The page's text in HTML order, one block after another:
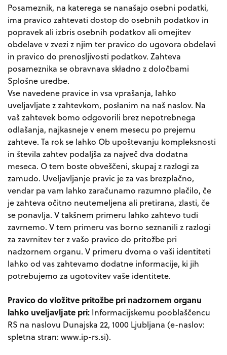
Posameznik, na katerega se nanašajo osebni podatki,
ima pravico zahtevati dostop do osebnih podatkov in
popravek ali izbris osebnih podatkov ali omejitev
obdelave v zvezi z njim ter pravico do ugovora obdelavi
in pravico do prenosljivosti podatkov. Zahteva
posameznika se obravnava składno z določbami
Splošne uredbe.
Vse navedene pravice in vsa vprašanja, Iahko
uveljavljate z zahtevkom, posłanim na naš naslov. Na
vaš zahtevek bomo odgovorili brez nepotrebnega
odlašanja, najkasneje v enem mesecu po prejemu
zahteve. Ta rok se lahko Ob upoštevanju kompleksnosti
in števila zahtev podaljša za največ dva dodatna
meseca. O tem boste obveščeni, skupaj z razlogi za
zamudo. Uveljavljanje pravic je za vas brezplačno,
vendar pa vam lahko zaračunamo razumno plačilo, če
je zahteva očitno neutemeljena ali pretirana, zlasti, če
se ponavlja. V takšnem primeru lahko zahtevo tudi
zavrnemo. V tem primeru vas borno seznanili z razlogi
za zavrnitev ter z vašo pravico do pritožbe pri
nadzornem organu. V primeru dvoma o vaši identiteti
lahko od vas zahtevamo dodatne informacije, ki jih
potrebujemo za ugotovitev vaše identitete.
Pravico do vložitve pritožbe pri nadzornem organu
lahko uveljavljate pri: Informacijskemu pooblaščencu
RS na naslovu Dunajska 22, 1000 Ljubljana (e-naslov:
spletna stran: www.ip-rs.si).